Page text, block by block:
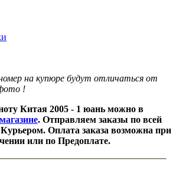
на купюре будут отличаться от
!
Китая 2005 - 1 юань можно в
. Отправляем заказы по всей
Оплата заказа возможна при
или по Предоплате.